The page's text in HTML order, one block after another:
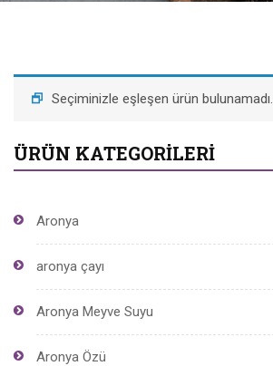
ÜRÜN KATEGORILERI
Aronya
aronya çayı
Aronya Meyve Suyu
Aronya Özü
Seçiminizle eşleşen ürün bulunamadı.